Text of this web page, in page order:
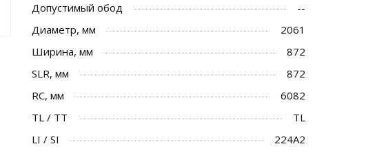
Допустимый обод
--
Диаметр, мм
2061
Ширина, мм
872
SLR, мм
872
RC, мм
6082
TL / TT
TL
LI / SI
224A2